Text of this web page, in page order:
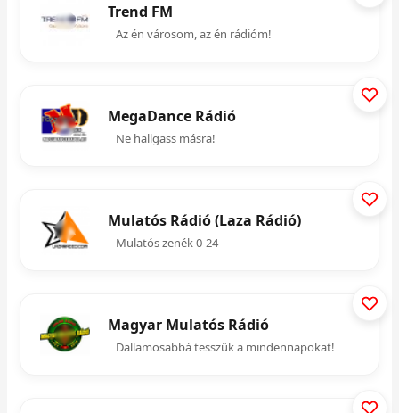
Trend FM
Az én városom, az én rádióm!
MegaDance Rádió
Ne hallgass másra!
Mulatós Rádió (Laza Rádió)
Mulatós zenék 0-24
Magyar Mulatós Rádió
Dallamosabbá tesszük a mindennapokat!